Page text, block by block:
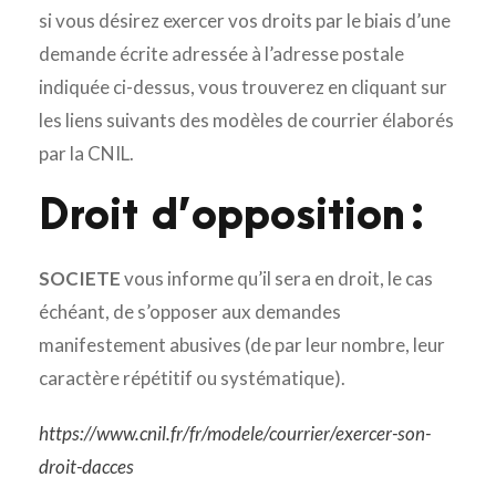
si vous désirez exercer vos droits par le biais d’une
demande écrite adressée à l’adresse postale
indiquée ci-dessus, vous trouverez en cliquant sur
les liens suivants des modèles de courrier élaborés
par la CNIL.
Droit d’opposition :
SOCIETEvous informe qu’il sera en droit, le cas
échéant, de s’opposer aux demandes
manifestement abusives (de par leur nombre, leur
caractère répétitif ou systématique).
https://www.cnil.fr/fr/modele/courrier/exercer-son-
droit-dacces